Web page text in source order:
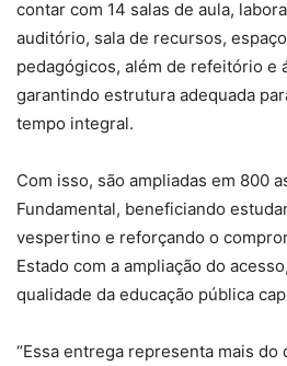
contar com 14 salas de aula,
auditório, sala de recursos,
pedagógicos, além de refeitório e
garantindo estrutura adequada
tempo integral.
Com isso, são ampliadas em 800
Fundamental, beneficiando
vespertino e reforçando o
Estado com a ampliação do
qualidade da educação pública
“Essa entrega representa mais do